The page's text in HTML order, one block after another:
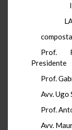
Prof.
Presidente
Prof.
Avv. Ugo
Prof.
Avv.